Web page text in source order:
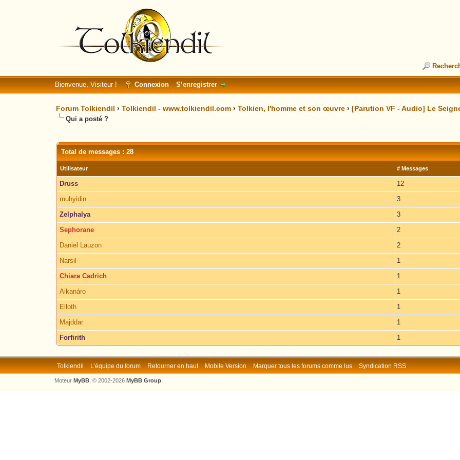
Bienvenue, Visiteur ! Connexion S’enregistrer
Forum Tolkiendil ›Tolkiendil - www.tolkiendil.com ›Tolkien, l'homme et son œuvre ›[Parution VF - Audio] Le
Qui a posté ?
Total de messages : 28
Utilisateur # Messages
Druss
12
muhyidin
3
Zelphalya
3
Sephorane
2
Daniel Lauzon
2
Narsil
1
Chiara Cadrich
1
Aikanáro
1
Elloth
1
Majddar
1
Forfirith
1
Tolkiendil L’équipe du forum Retourner en haut Mobile Version Marquer tous les forums comme lus Syndication RSS
Moteur MyBB, © 2002-2026 MyBB Group.